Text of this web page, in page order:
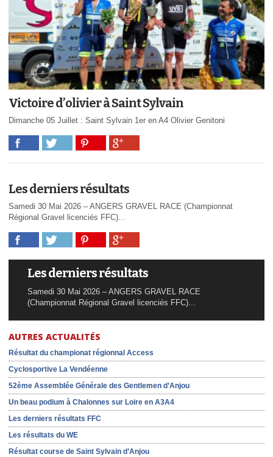
Victoire d’olivier à Saint Sylvain
Dimanche 05 Juillet : Saint Sylvain 1er en A4 Olivier Genitoni
Les derniers résultats
Samedi 30 Mai 2026 – ANGERS GRAVEL RACE (Championnat
Régional Gravel licenciés FFC)...
Les derniers résultats
Samedi 30 Mai 2026 – ANGERS GRAVEL RACE
(Championnat Régional Gravel licenciés FFC)...
AUTRES ACTUALITÉS
Résultat du championat régionnal Access
Cyclosportive La Vendéenne
52ème Assemblée Générale des Gentlemen d’Anjou
Un beau podium à Chalonnes sur Loire en A3A4
Les derniers résultats FFC
Les résultats du WE
Résultat course de Saint Sylvain d’Anjou